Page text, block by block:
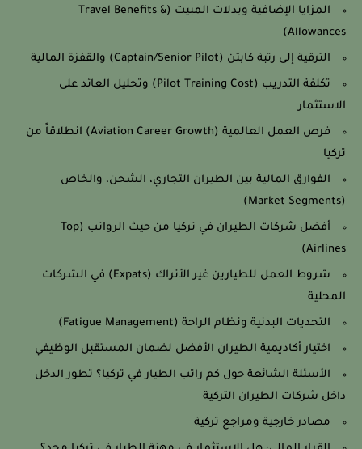
المزايا الإضافية وبدلات المبيت (Travel Benefits &
Allowances)
الترقية إلى رتبة كابتن (Captain/Senior Pilot) والقفزة المالية
تكلفة التدريب (Pilot Training Cost) وتحليل العائد على
الاستثمار
فرص العمل العالمية (Aviation Career Growth) انطلاقاً من
تركيا
الفوارق المالية بين الطيران التجاري، الشحن، والخاص
أفضل شركات الطيران في تركيا من حيث الرواتب (Top
Airlines)
شروط العمل للطيارين غير الأتراك (Expats) في الشركات
المحلية
التحديات البدنية ونظام الراحة (Fatigue Management)
اختيار أكاديمية الطيران الأفضل لضمان المستقبل الوظيفي
الأسئلة الشائعة حول كم راتب الطيار في تركيا؟ تطور الدخل
داخل شركات الطيران التركية
مصادر خارجية ومراجع تركية